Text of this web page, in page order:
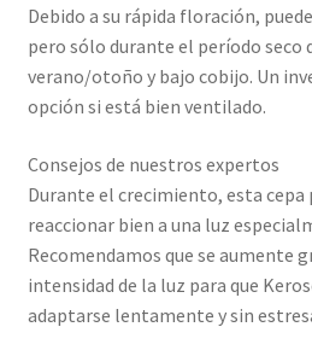
Debido a su rápida floración,
pero sólo durante el período seco
verano/otoño y bajo cobijo. Un
opción si está bien ventilado.
Consejos de nuestros expertos
Durante el crecimiento, esta cepa
reaccionar bien a una luz
Recomendamos que se aumente
intensidad de la luz para que
adaptarse lentamente y sin